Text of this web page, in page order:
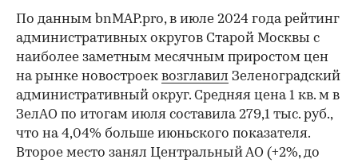
По данным bnMAP.pro, в июле 2024 года рейтинг
административных округов Старой Москвы с
наиболее заметным месячным приростом цен
на рынке новостроек возглавил Зеленоградский
административный округ. Средняя цена 1 кв. м в
ЗелАО по итогам июля составила 279,1 тыс. руб.,
что на 4,04% больше июньского показателя.
Второе место занял Центральный АО (+2%, до